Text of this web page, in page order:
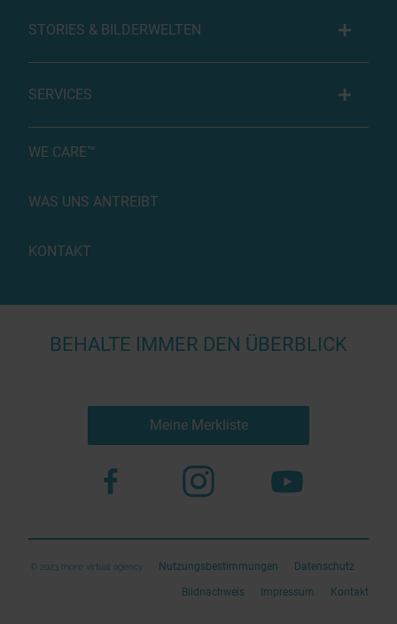
STORIES & BILDERWELTEN
SERVICES
WE CARE™
WAS UNS ANTREIBT
KONTAKT
BEHALTE IMMER DEN ÜBERBLICK
Meine Merkliste
© 2023 more virtual agency Nutzungsbestimmungen Datenschutz
Bildnachweis Impressum Kontakt